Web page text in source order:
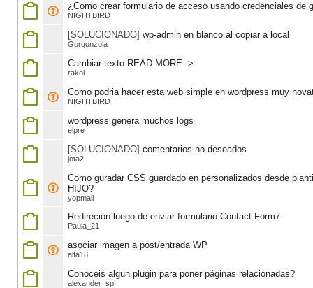
¿Como crear formulario de acceso usando credenciales de
NIGHTBIRD
[SOLUCIONADO] wp-admin en blanco al copiar a local
Gorgonzola
Cambiar texto READ MORE ->
rakol
Como podria hacer esta web simple en wordpress muy
NIGHTBIRD
wordpress genera muchos logs
elpre
[SOLUCIONADO] comentarios no deseados
jota2
Como guradar CSS guardado en personalizados desde
HIJO?
yopmail
Redireción luego de enviar formulario Contact Form7
Paula_21
asociar imagen a post/entrada WP
alfa18
Conoceis algun plugin para poner páginas relacionadas?
alexander_sp